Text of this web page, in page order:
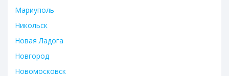
Мариуполь
Никольск
Новая Ладога
Новгород
Новомосковск